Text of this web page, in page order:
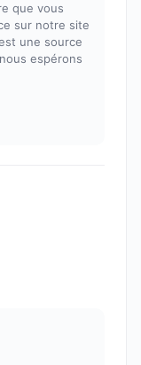
que vous
sur notre site
une source
espérons